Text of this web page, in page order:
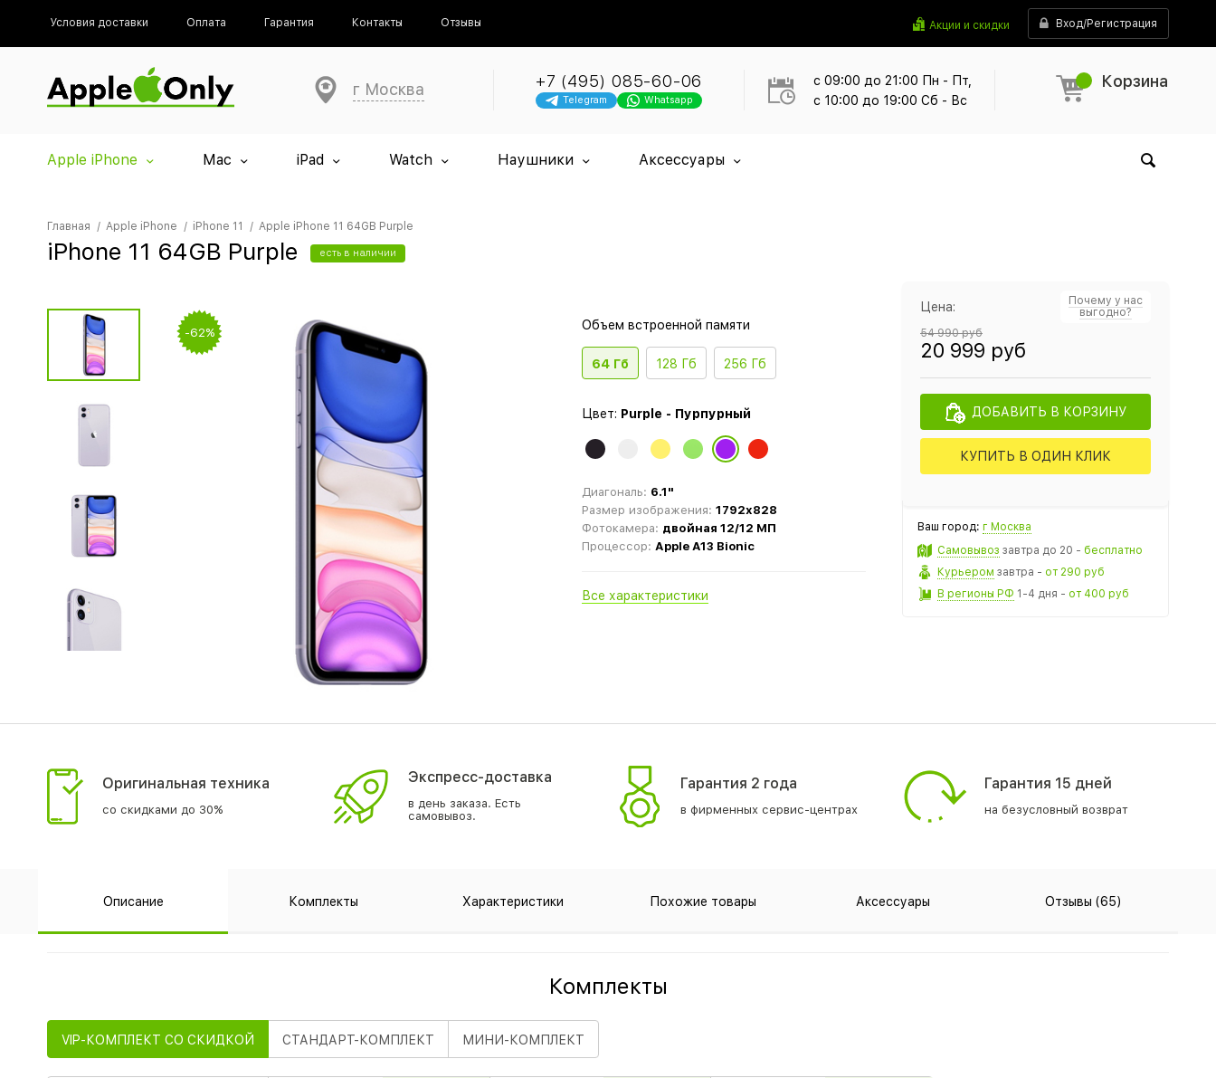
Условия доставки Оплата Гарантия Контакты Отзывы Акции и скидки Вход/Регистрация
г Москва +7 (495) 085-60-06
Telegram Whatsapp
с 09:00 до 21:00 Пн - Пт,
с 10:00 до 19:00 Сб - Вс
Корзина
Apple iPhone Mac iPad Watch Наушники Аксессуары
Главная Apple iPhone iPhone 11 Apple iPhone 11 64GB Purple
iPhone 11 64GB Purple есть в наличии
-62%
Объем встроенной памяти
64 Гб 128 Гб 256 Гб
Цвет: Purple - Пурпурный
Диагональ: 6.1"
Размер изображения: 1792x828
Фотокамера: двойная 12/12 МП
Процессор: Apple A13 Bionic
Все характеристики
Почему у нас
выгодно?
Цена:
54 990 руб
20 999 руб
ДОБАВИТЬ В КОРЗИНУ
КУПИТЬ В ОДИН КЛИК
Ваш город: г Москва
Самовывоз завтра до 20 - бесплатно
Курьером завтра - от 290 руб
В регионы РФ 1-4 дня - от 400 руб
Оригинальная техника
со скидками до 30%
Экспресс-доставка
в день заказа. Есть
самовывоз.
Гарантия 2 года
в фирменных сервис-центрах
Гарантия 15 дней
на безусловный возврат
Описание Комплекты Характеристики Похожие товары Аксессуары Отзывы (65)
Комплекты
VIP-КОМПЛЕКТ СО СКИДКОЙ СТАНДАРТ-КОМПЛЕКТ МИНИ-КОМПЛЕКТ